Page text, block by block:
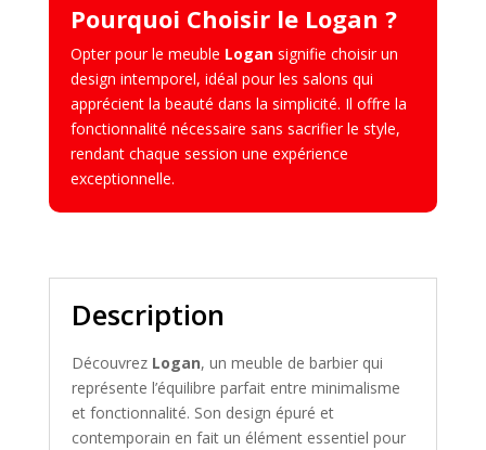
Pourquoi Choisir le Logan ?
Opter pour le meuble Logansignifie choisir un
design intemporel, idéal pour les salons qui
apprécient la beauté dans la simplicité. Il offre la
fonctionnalité nécessaire sans sacrifier le style,
rendant chaque session une expérience
exceptionnelle.
Description
Découvrez Logan, un meuble de barbier qui
représente l’équilibre parfait entre minimalisme
et fonctionnalité. Son design épuré et
contemporain en fait un élément essentiel pour